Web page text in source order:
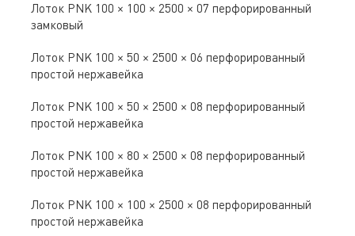
Лоток PNK 100 × 100 × 2500 × 07 перфорированный
замковый
Лоток PNK 100 × 50 × 2500 × 06 перфорированный
простой нержавейка
Лоток PNK 100 × 50 × 2500 × 08 перфорированный
простой нержавейка
Лоток PNK 100 × 80 × 2500 × 08 перфорированный
простой нержавейка
Лоток PNK 100 × 100 × 2500 × 08 перфорированный
простой нержавейка